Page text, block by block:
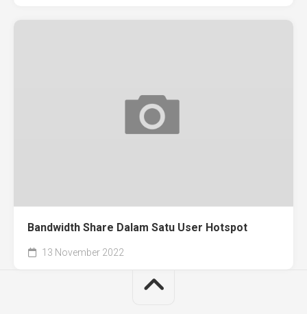
Bandwidth Share Dalam Satu User Hotspot
13 November 2022